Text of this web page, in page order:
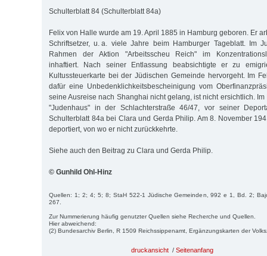
Schulterblatt 84 (Schulterblatt 84a)
Felix von Halle wurde am 19. April 1885 in Hamburg geboren. Er
Schriftsetzer, u. a. viele Jahre beim Hamburger Tageblatt. Im
Rahmen der Aktion "Arbeitsscheu Reich" im
inhaftiert. Nach seiner Entlassung beabsichtigte er zu
Kultussteuerkarte bei der Jüdischen Gemeinde hervorgeht. Im
dafür eine Unbedenklichkeitsbescheinigung vom
seine Ausreise nach Shanghai nicht gelang, ist nicht ersichtlich.
"Judenhaus" in der Schlachterstraße 46/47, vor seiner
Schulterblatt 84a bei Clara und Gerda Philip. Am 8. November
deportiert, von wo er nicht zurückkehrte.
Siehe auch den Beitrag zu Clara und Gerda Philip.
© Gunhild Ohl-Hinz
Quellen: 1; 2; 4; 5; 8; StaH 522-1 Jüdische Gemeinden, 992 e 1, Bd. 2;
267.
Zur Nummerierung häufig genutzter Quellen siehe Recherche und Quellen.
Hier abweichend:
(2) Bundesarchiv Berlin, R 1509 Reichssippenamt, Ergänzungskarten der
druckansicht / Seitenanfang